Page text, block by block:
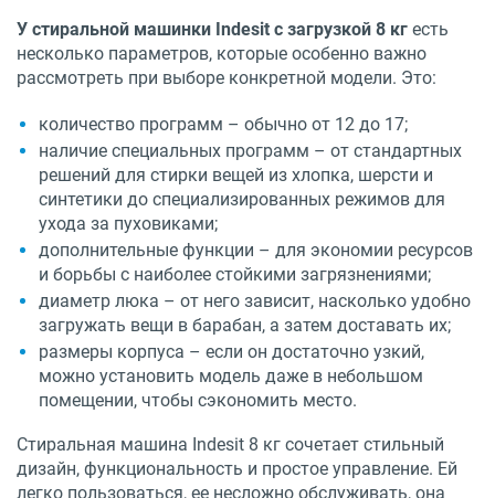
У стиральной машинки Indesit с загрузкой 8 кг есть
несколько параметров, которые особенно важно
рассмотреть при выборе конкретной модели. Это:
количество программ – обычно от 12 до 17;
наличие специальных программ – от стандартных
решений для стирки вещей из хлопка, шерсти и
синтетики до специализированных режимов для
ухода за пуховиками;
дополнительные функции – для экономии ресурсов
и борьбы с наиболее стойкими загрязнениями;
диаметр люка – от него зависит, насколько удобно
загружать вещи в барабан, а затем доставать их;
размеры корпуса – если он достаточно узкий,
можно установить модель даже в небольшом
помещении, чтобы сэкономить место.
Стиральная машина Indesit 8 кг сочетает стильный
дизайн, функциональность и простое управление. Ей
легко пользоваться, ее несложно обслуживать, она